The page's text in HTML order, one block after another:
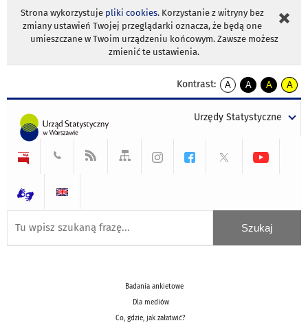
Strona wykorzystuje pliki cookies. Korzystanie z witryny bez
zmiany ustawień Twojej przeglądarki oznacza, że będą one
umieszczane w Twoim urządzeniu końcowym. Zawsze możesz
zmienić te ustawienia.
Kontrast:
A
kontrast
A
kontrast
tekst
czarnym
A
kontrast
tekst
czarnym
A
tekst
żółtym
Urzędy Statystyczne
Badania ankietowe
Dla mediów
Co, gdzie, jak załatwić?